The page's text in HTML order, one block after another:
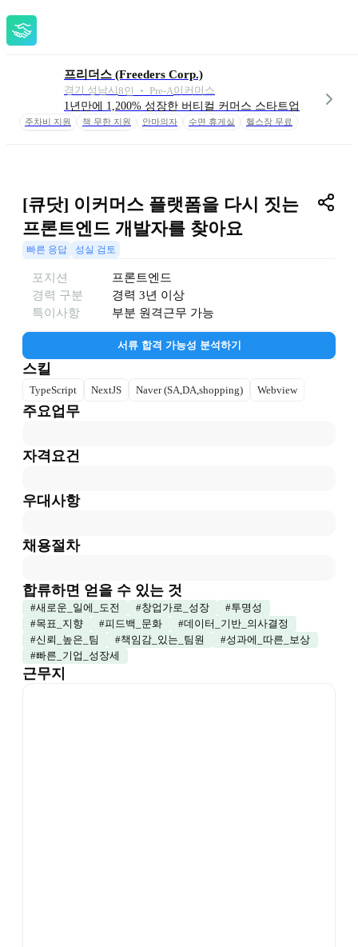
프리더스 (Freeders Corp.)
경기 성남시 8인 ‧ Pre-A이커머스
1년만에 1,200% 성장한 버티컬 커머스 스타트업
주차비 지원 책 무한 지원 안마의자 수면 휴게실
헬스장 무료
[큐닷] 이커머스 플랫폼을 다시 짓는
프론트엔드 개발자를 찾아요
빠른 응답 성실 검토
포지션
프론트엔드
경력 구분
경력 3년 이상
특이사항
부분 원격근무 가능
서류 합격 가능성 분석하기
스킬
TypeScript NextJS Naver (SA,DA,shopping) Webview
주요업무
자격요건
우대사항
채용절차
합류하면 얻을 수 있는 것
#새로운_일에_도전 #창업가로_성장 #투명성
#목표_지향 #피드백_문화 #데이터_기반_의사결정
#신뢰_높은_팀 #책임감_있는_팀원 #성과에_따른_보상
#빠른_기업_성장세
근무지